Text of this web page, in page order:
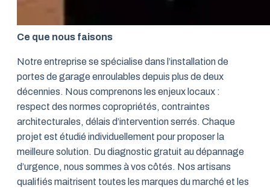
Ce que nous faisons
Notre entreprise se spécialise dans l’installation de
portes de garage enroulables depuis plus de deux
décennies. Nous comprenons les enjeux locaux :
respect des normes copropriétés, contraintes
architecturales, délais d’intervention serrés. Chaque
projet est étudié individuellement pour proposer la
meilleure solution. Du diagnostic gratuit au dépannage
d’urgence, nous sommes à vos côtés. Nos artisans
qualifiés maitrisent toutes les marques du marché et les